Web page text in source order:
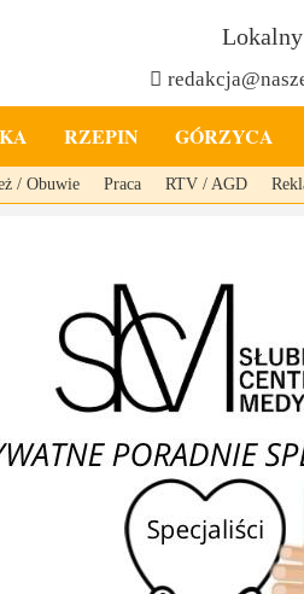
RZEPIN GÓRZYCA
/ Obuwie Praca RTV / AGD